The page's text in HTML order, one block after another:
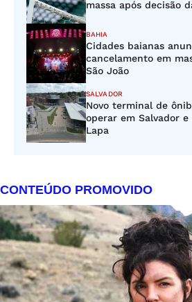
massa após decisão
BAHIA
Cidades baianas
cancelamento em
São João
SALVADOR
Novo terminal de
operar em Salvador
Lapa